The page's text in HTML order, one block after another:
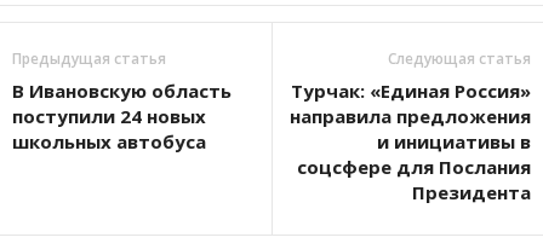
Предыдущая статья
В Ивановскую область
поступили 24 новых
школьных автобуса
Следующая статья
Турчак: «Единая Россия»
направила предложения
и инициативы в
соцсфере для Послания
Президента